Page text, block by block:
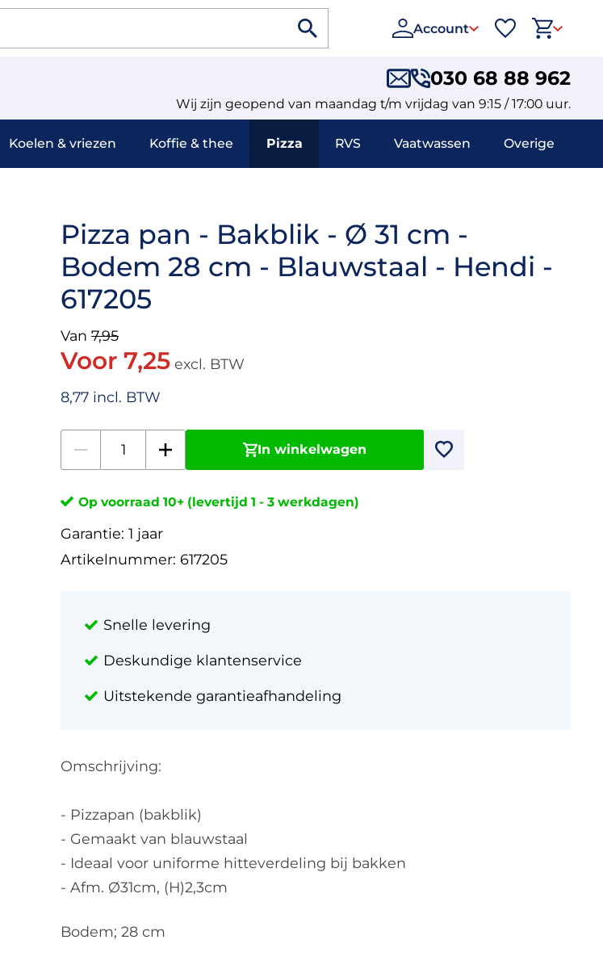
Account
030 68 88 962
Wij zijn geopend van maandag t/m vrijdag van 9:15 / 17:00 uur.
Koelen & vriezen Koffie & thee Pizza RVS Vaatwassen Overige
Pizza pan - Bakblik - Ø 31 cm -
Bodem 28 cm - Blauwstaal - Hendi -
617205
Van 7,95
Voor 7,25 excl. BTW
8,77 incl. BTW
In winkelwagen
Op voorraad 10+ (levertijd 1 - 3 werkdagen)
Garantie: 1 jaar
Artikelnummer: 617205
Snelle levering
Deskundige klantenservice
Uitstekende garantieafhandeling
Omschrijving:
- Pizzapan (bakblik)
- Gemaakt van blauwstaal
- Ideaal voor uniforme hitteverdeling bij bakken
- Afm. Ø31cm, (H)2,3cm
Bodem; 28 cm